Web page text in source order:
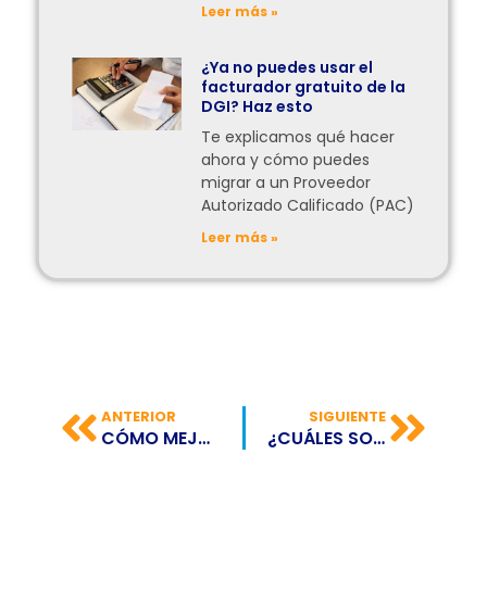
Leer más »
¿Ya no puedes usar el
facturador gratuito de la
DGI? Haz esto
Te explicamos qué hacer
ahora y cómo puedes
migrar a un Proveedor
Autorizado Calificado (PAC)
Leer más »
ANTERIOR
CÓMO MEJORAR LAS COMPETENCIAS BLANDAS EN LOS EQUIPOS DE TRABAJO
SIGUIENTE
¿CUÁLES SON LOS DEBERES TRIBUTARIOS DE LOS CONTRIBUYENTES EN REPÚBLICA DOMINICANA?